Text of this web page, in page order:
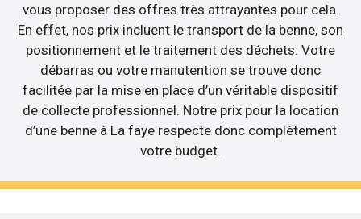
vous proposer des offres très attrayantes pour cela.
En effet, nos prix incluent le transport de la benne, son
positionnement et le traitement des déchets. Votre
débarras ou votre manutention se trouve donc
facilitée par la mise en place d’un véritable dispositif
de collecte professionnel. Notre prix pour la location
d’une benne à La faye respecte donc complètement
votre budget.